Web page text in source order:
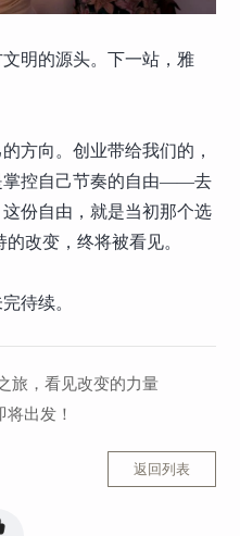
明的源头。下一站，雅
方向。创业带给我们的，
掌控自己节奏的自由——去
份自由，就是当初那个选
改变，终将被看见。
待续。
旅，看见改变的力量
出发！
返回列表